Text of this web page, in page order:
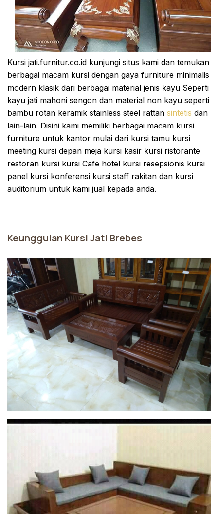
Kursi jati.furnitur.co.id kunjungi situs kami dan temukan
berbagai macam kursi dengan gaya furniture minimalis
modern klasik dari berbagai material jenis kayu Seperti
kayu jati mahoni sengon dan material non kayu seperti
bambu rotan keramik stainless steel rattan sintetis dan
lain-lain. Disini kami memiliki berbagai macam kursi
furniture untuk kantor mulai dari kursi tamu kursi
meeting kursi depan meja kursi kasir kursi ristorante
restoran kursi kursi Cafe hotel kursi resepsionis kursi
panel kursi konferensi kursi staff rakitan dan kursi
auditorium untuk kami jual kepada anda.
Keunggulan Kursi Jati Brebes